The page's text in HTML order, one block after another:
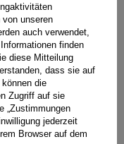
unseren
auch verwendet,
finden
diese Mitteilung
dass sie auf
können die
Zugriff auf sie
„Zustimmungen
jederzeit
Browser auf dem